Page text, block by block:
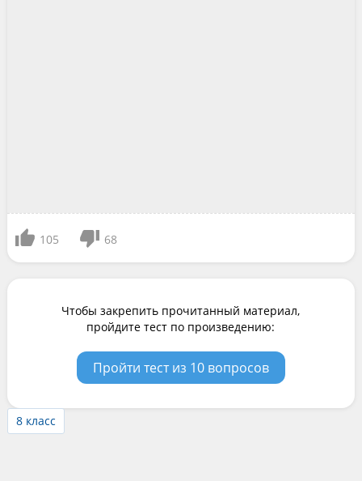
105 68
Чтобы закрепить прочитанный материал,
пройдите тест по произведению:
Пройти тест из 10 вопросов
8 класс